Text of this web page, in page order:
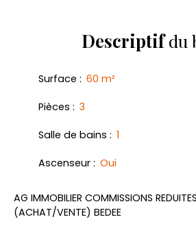
Descriptifdu
Surface : 60 m²
Pièces : 3
Salle de bains : 1
Ascenseur : Oui
AG IMMOBILIER COMMISSIONS
(ACHAT/VENTE) BEDEE